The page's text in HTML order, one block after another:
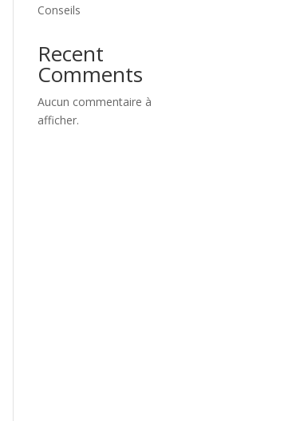
Conseils
Recent
Comments
Aucun commentaire à
afficher.